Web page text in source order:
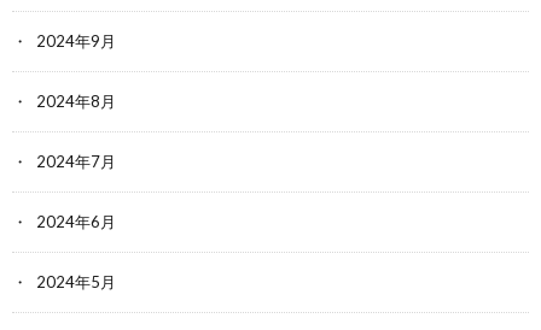
2024年9月
2024年8月
2024年7月
2024年6月
2024年5月